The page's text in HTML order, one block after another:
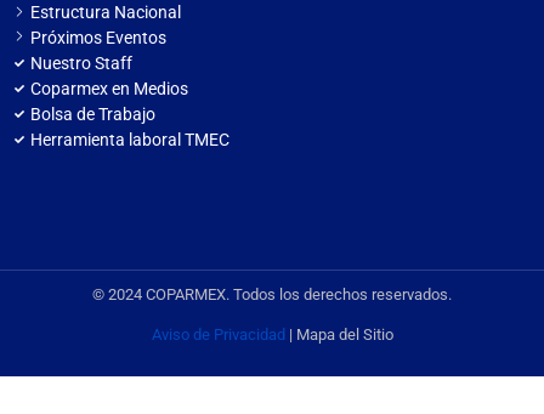
Estructura Nacional
Próximos Eventos
Nuestro Staff
Coparmex en Medios
Bolsa de Trabajo
Herramienta laboral TMEC
© 2024 COPARMEX. Todos los derechos reservados.
Aviso de Privacidad | Mapa del Sitio